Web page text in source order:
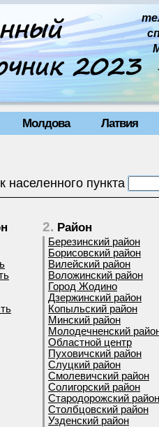
Молдова Латвия
населенного пункта
2. Район
Березинский район
Борисовский район
Вилейский район
Воложинский район
Город Жодино
Дзержинский район
Копыльский район
Минский район
Молодечненский
Областной центр
Пуховичский район
Слуцкий район
Смолевичский район
Солигорский район
Стародорожский район
Столбцовский район
Узденский район